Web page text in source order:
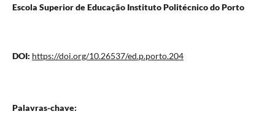
Escola Superior de Educação Instituto Politécnico do Porto
DOI: https://doi.org/10.26537/ed.p.porto.204
Palavras-chave: